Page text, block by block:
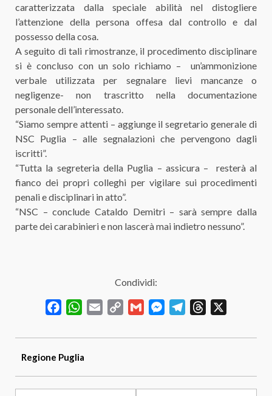
caratterizzata dalla speciale abilità nel distogliere
l’attenzione della persona offesa dal controllo e dal
possesso della cosa.
A seguito di tali rimostranze, il procedimento disciplinare
si è concluso con un solo richiamo – un’ammonizione
verbale utilizzata per segnalare lievi mancanze o
negligenze- non trascritto nella documentazione
personale dell’interessato.
“Siamo sempre attenti – aggiunge il segretario generale di
NSC Puglia – alle segnalazioni che pervengono dagli
iscritti”.
“Tutta la segreteria della Puglia – assicura – resterà al
fianco dei propri colleghi per vigilare sui procedimenti
penali e disciplinari in atto”.
“NSC – conclude Cataldo Demitri – sarà sempre dalla
parte dei carabinieri e non lascerà mai indietro nessuno”.
Condividi:
FacebookWhatsApp
Email
Copy
Gmail MessengerTelegramThreads
Regione Puglia